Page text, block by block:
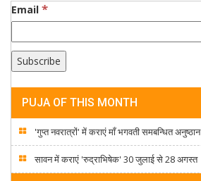
Email *
PUJA OF THIS MONTH
'गुप्त नवरात्रों' में कराएं माँ भगवती समबन्धित अनुष्ठान
सावन में कराएं 'रुद्राभिषेक' 30 जुलाई से 28 अगस्त